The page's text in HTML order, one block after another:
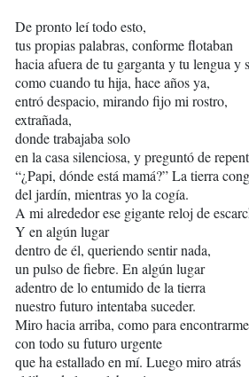
De pronto leí todo esto,
tus propias palabras, conforme flotaban
hacia afuera de tu garganta y tu lengua y
como cuando tu hija, hace años ya,
entró despacio, mirando fijo mi rostro,
extrañada,
donde trabajaba solo
en la casa silenciosa, y preguntó de
“¿Papi, dónde está mamá?” La tierra
del jardín, mientras yo la cogía.
A mi alrededor ese gigante reloj de
Y en algún lugar
dentro de él, queriendo sentir nada,
un pulso de fiebre. En algún lugar
adentro de lo entumido de la tierra
nuestro futuro intentaba suceder.
Miro hacia arriba, como para
con todo su futuro urgente
que ha estallado en mí. Luego miro atrás